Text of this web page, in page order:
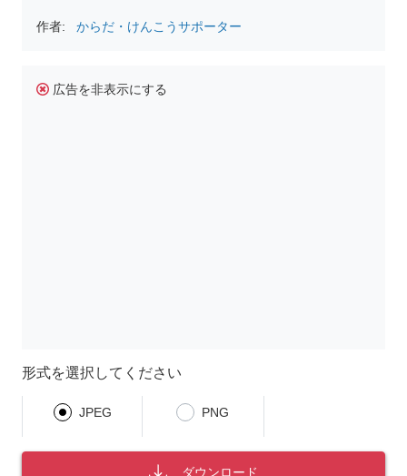
作者: からだ・けんこうサポーター
広告を非表示にする
形式を選択してください
JPEG PNG
ダウンロード